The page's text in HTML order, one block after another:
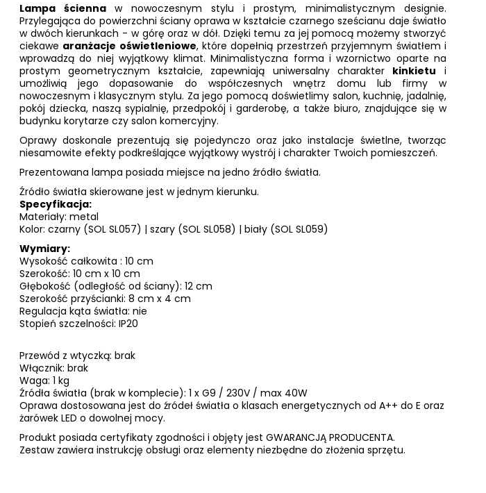
Lampa ściennaw nowoczesnym stylu i prostym, minimalistycznym designie.
Przylegająca do powierzchni ściany oprawa w kształcie czarnego sześcianu daje światło
w dwóch kierunkach - w górę oraz w dół. Dzięki temu za jej pomocą możemy stworzyć
ciekawe aranżacje oświetleniowe, które dopełnią przestrzeń przyjemnym światłem i
wprowadzą do niej wyjątkowy klimat. Minimalistyczna forma i wzornictwo oparte na
prostym geometrycznym kształcie, zapewniają uniwersalny charakter kinkietu i
umożliwią jego dopasowanie do współczesnych wnętrz domu lub firmy w
nowoczesnym i klasycznym stylu. Za jego pomocą doświetlimy salon, kuchnię, jadalnię,
pokój dziecka, naszą sypialnię, przedpokój i garderobę, a także biuro, znajdujące się w
budynku korytarze czy salon komercyjny.
Oprawy doskonale prezentują się pojedynczo oraz jako instalacje świetlne, tworząc
niesamowite efekty podkreślające wyjątkowy wystrój i charakter Twoich pomieszczeń.
Prezentowana lampa posiada miejsce na jedno źródło światła.
Źródło światła skierowane jest w jednym kierunku.
Specyfikacja:
Materiały: metal
Kolor: czarny (SOL SL057) | szary (SOL SL058) | biały (SOL SL059)
Wymiary:
Wysokość całkowita : 10 cm
Szerokość: 10 cm x 10 cm
Głębokość (odległość od ściany): 12 cm
Szerokość przyścianki: 8 cm x 4 cm
Regulacja kąta światła: nie
Stopień szczelności: IP20
Przewód z wtyczką: brak
Włącznik: brak
Waga: 1 kg
Źródła światła (brak w komplecie): 1 x G9 / 230V / max 40W
Oprawa dostosowana jest do źródeł światła o klasach energetycznych od A++ do E oraz
żarówek LED o dowolnej mocy.
Produkt posiada certyfikaty zgodności i objęty jest GWARANCJĄ PRODUCENTA.
Zestaw zawiera instrukcję obsługi oraz elementy niezbędne do złożenia sprzętu.